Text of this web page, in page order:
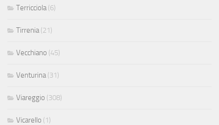
Terricciola (6)
Tirrenia (21)
Vecchiano (45)
Venturina (31)
Viareggio (308)
Vicarello (1)